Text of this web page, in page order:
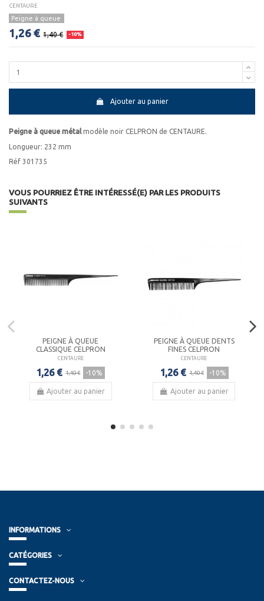
CENTAURE
Peigne à queue
1,26 € 1,40 € -10%
Ajouter au panier
Peigne à queue métalmodèle noir CELPRON de CENTAURE.
Longueur: 232 mm
Réf 301735
VOUS POURRIEZ ÊTRE INTÉRESSÉ(E) PAR LES PRODUITS
SUIVANTS
PEIGNE À QUEUE
CLASSIQUE CELPRON
CENTAURE
1,26 € 1,40 € -10%
Ajouter au panier
PEIGNE À QUEUE DENTS
FINES CELPRON
CENTAURE
1,26 € 1,40 € -10%
Ajouter au panier
INFORMATIONS
CATÉGORIES
CONTACTEZ-NOUS